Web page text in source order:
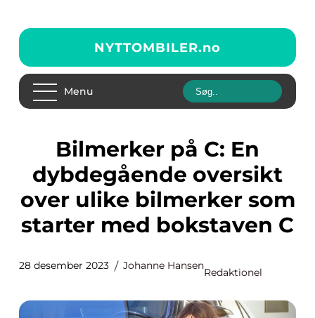
NYTTOMBILER.no
Menu
Bilmerker på C: En
dybdegående oversikt
over ulike bilmerker som
starter med bokstaven C
28 desember 2023 Johanne Hansen
Redaktionel